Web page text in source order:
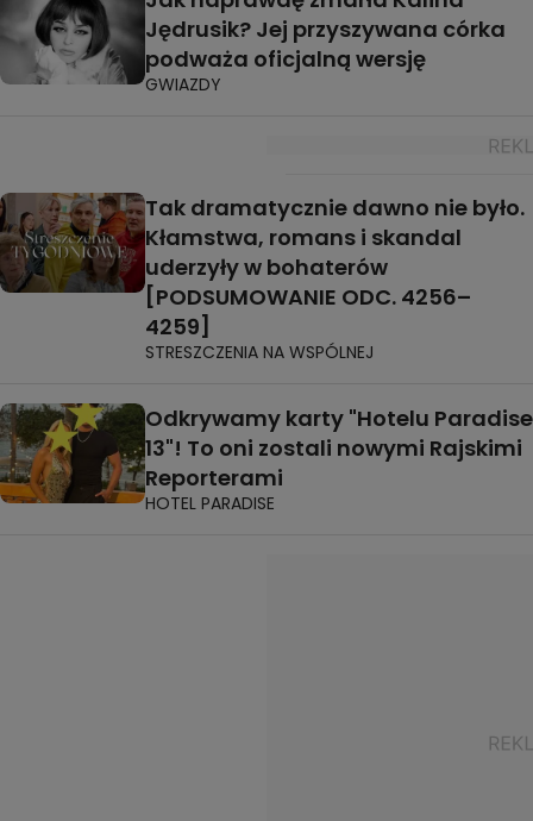
Jędrusik? Jej przyszywana córka
podważa oficjalną wersję
GWIAZDY
Tak dramatycznie dawno nie było.
Kłamstwa, romans i skandal
uderzyły w bohaterów
[PODSUMOWANIE ODC. 4256–
4259]
STRESZCZENIA NA WSPÓLNEJ
Odkrywamy karty "Hotelu Paradise
13"! To oni zostali nowymi Rajskimi
Reporterami
HOTEL PARADISE